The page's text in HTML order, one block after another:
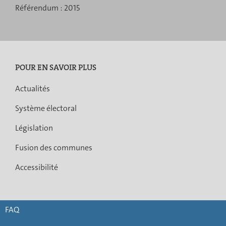
Référendum : 2015
POUR EN SAVOIR PLUS
Actualités
Système électoral
Législation
Fusion des communes
Accessibilité
FAQ